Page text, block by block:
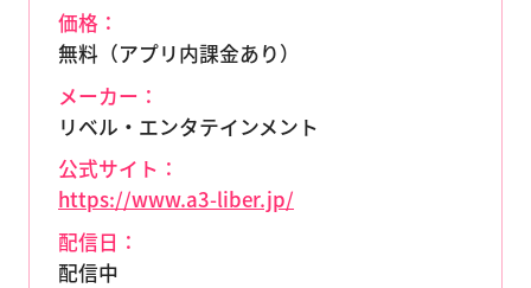
価格：
無料（アプリ内課金あり）
メーカー：
リベル・エンタテインメント
公式サイト：
https://www.a3-liber.jp/
配信日：
配信中